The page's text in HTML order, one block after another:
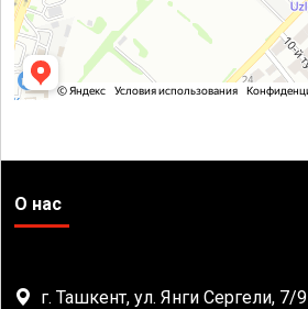
О нас
г. Ташкент, ул. Янги Сергели, 7/9